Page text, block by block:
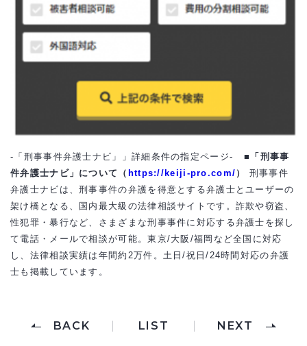
-「刑事事件弁護士ナビ」」詳細条件の指定ページ-■「刑事事
件弁護士ナビ」について（ https://keiji-pro.com/ ）
刑事事件
弁護士ナビは、刑事事件の弁護を得意とする弁護士とユーザーの
架け橋となる、国内最大級の法律相談サイトです。詐欺や窃盗、
性犯罪・暴行など、さまざまな刑事事件に対応する弁護士を探し
て電話・メールで相談が可能。東京/大阪/福岡など全国に対応
し、法律相談実績は年間約2万件。土日/祝日/24時間対応の弁護
士も掲載しています。
BACK LIST NEXT